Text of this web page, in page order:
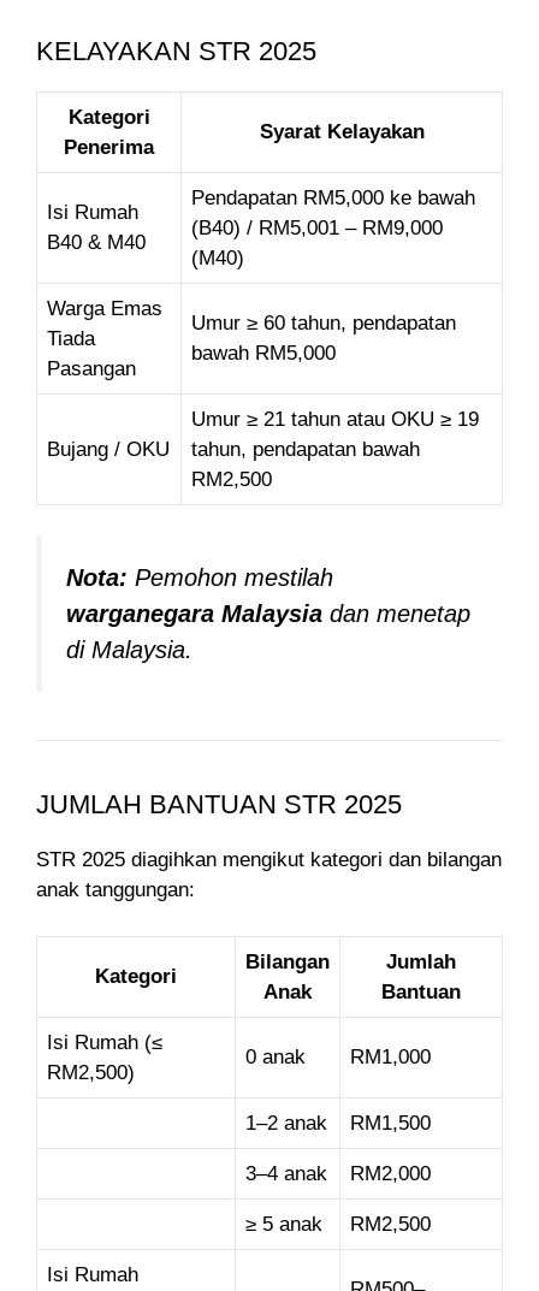
KELAYAKAN STR 2025
Kategori
Penerima
Syarat Kelayakan
Isi Rumah
B40 & M40
Pendapatan RM5,000 ke bawah
(B40) / RM5,001 – RM9,000
(M40)
Warga Emas
Tiada
Pasangan
Umur ≥ 60 tahun, pendapatan
bawah RM5,000
Bujang / OKU
Umur ≥ 21 tahun atau OKU ≥ 19
tahun, pendapatan bawah
RM2,500
Nota: Pemohon mestilah
warganegara Malaysia dan menetap
di Malaysia.
JUMLAH BANTUAN STR 2025
STR 2025 diagihkan mengikut kategori dan bilangan
anak tanggungan:
Kategori
Bilangan
Anak
Jumlah
Bantuan
Isi Rumah (≤
RM2,500)
0 anak RM1,000
1–2 anak RM1,500
3–4 anak RM2,000
≥ 5 anak RM2,500
Isi Rumah